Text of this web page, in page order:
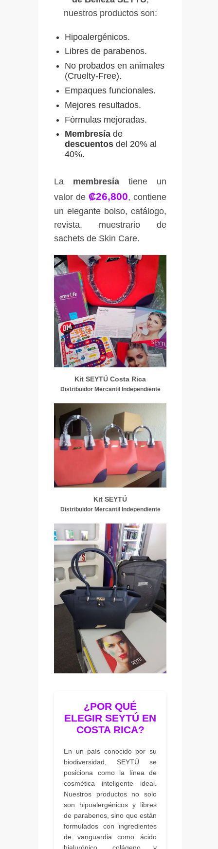
nuestros productos son:
Hipoalergénicos.
Libres de parabenos.
No probados en animales
(Cruelty-Free).
Empaques funcionales.
Mejores resultados.
Fórmulas mejoradas.
Membresía de
descuentos del 20% al
40%.
La membresía tiene un
valor de ₡26,800, contiene
un elegante bolso, catálogo,
revista, muestrario de
sachets de Skin Care.
Kit SEYTÚ Costa Rica
Distribuidor Mercantil Independiente
Kit SEYTÚ
Distribuidor Mercantil Independiente
¿POR QUÉ
ELEGIR SEYTÚ EN
COSTA RICA?
En un país conocido por su
biodiversidad, SEYTÚ se
posiciona como la línea de
cosmética inteligente ideal.
Nuestros productos no solo
son hipoalergénicos y libres
de parabenos, sino que están
formulados con ingredientes
de vanguardia como ácido